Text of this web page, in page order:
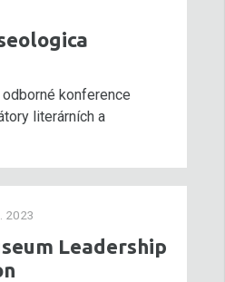
konference
literárních a
2023
Leadership